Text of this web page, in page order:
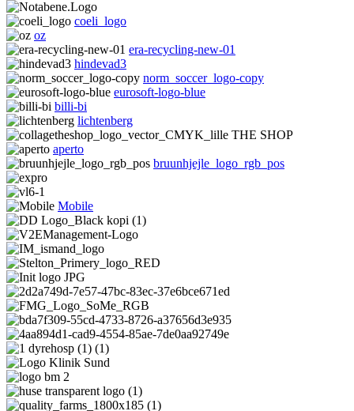
coeli_logo
oz
era-recycling-new-01
hindevad3
norm_soccer_logo-copy
eurosoft-logo-blue
billi-bi
lichtenberg
aperto
bruunhjejle_logo_rgb_pos
Mobile